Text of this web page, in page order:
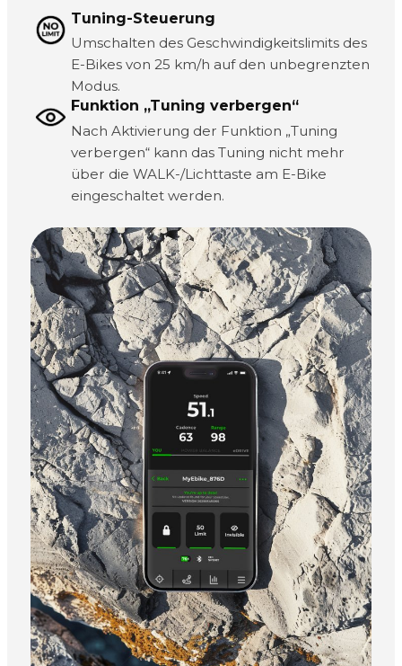
Tuning-Steuerung
Umschalten des Geschwindigkeitslimits des
E-Bikes von 25 km/h auf den unbegrenzten
Modus.
Funktion „Tuning verbergen“
Nach Aktivierung der Funktion „Tuning
verbergen“ kann das Tuning nicht mehr
über die WALK-/Lichttaste am E-Bike
eingeschaltet werden.